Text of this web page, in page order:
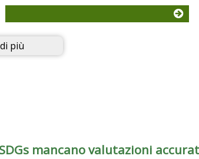
più
mancano valutazioni